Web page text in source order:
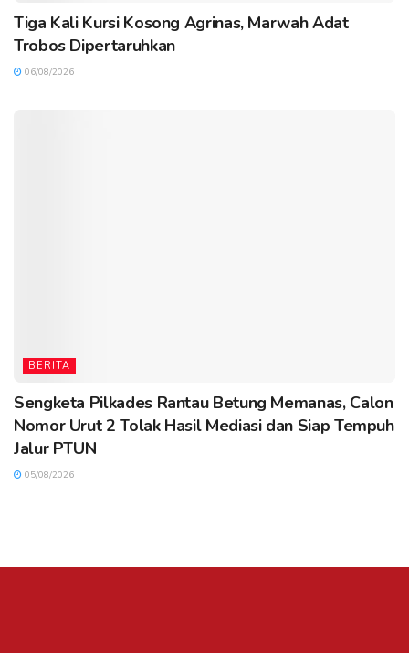
Tiga Kali Kursi Kosong Agrinas, Marwah Adat
Trobos Dipertaruhkan
06/08/2026
BERITA
Sengketa Pilkades Rantau Betung Memanas, Calon
Nomor Urut 2 Tolak Hasil Mediasi dan Siap Tempuh
Jalur PTUN
05/08/2026